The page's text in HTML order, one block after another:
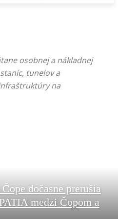
osobnej a nákladnej
tunelov a
na
dočasne prerušia
medzi Čopom a